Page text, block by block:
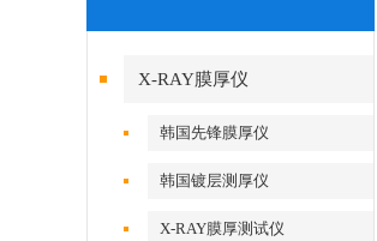
X-RAY膜厚仪
韩国先锋膜厚仪
韩国镀层测厚仪
X-RAY膜厚测试仪